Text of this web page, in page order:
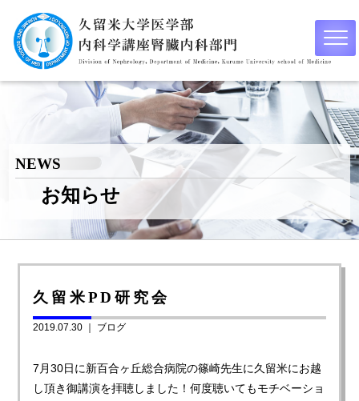
NEWS
お知らせ
久留米PD研究会
2019.07.30 ｜ ブログ
7月30日に新百合ヶ丘総合病院の篠崎先生に久留米にお越
し頂き御講演を拝聴しました！何度聴いてもモチベーショ